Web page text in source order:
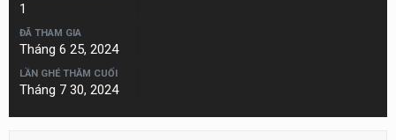
1
ĐÃ THAM GIA
Tháng 6 25, 2024
LẦN GHÉ THĂM CUỐI
Tháng 7 30, 2024